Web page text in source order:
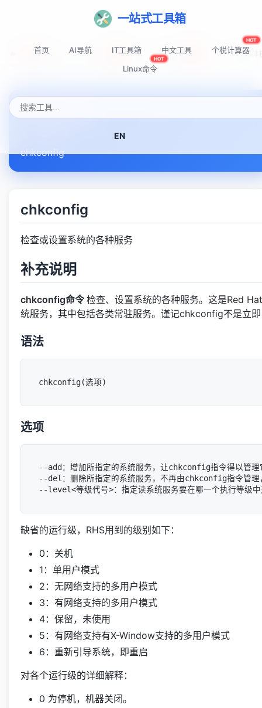
一站式工具箱
首页 AI导航 IT工具箱 中文工具 个税计算器
HOT
Linux命令
HOT
EN
🔥 热门推荐: Top-AI-Tools NEW AI提示词秘籍 NEW AI IDE智能体
chkconfig
chkconfig
chkconfig
检查或设置系统的各种服务
补充说明
chkconfig命令检查、设置系统的各种服务。这是Red
统服务，其中包括各类常驻服务。谨记chkconfig不是立
语法
选项
--add：增加所指定的系统服务，让chkconfig指令得以管理
--del：删除所指定的系统服务，不再由chkconfig指令管理
缺省的运行级，RHS用到的级别如下：
0：关机
1：单用户模式
2：无网络支持的多用户模式
3：有网络支持的多用户模式
4：保留，未使用
5：有网络支持有X-Window支持的多用户模式
6：重新引导系统，即重启
对各个运行级的详细解释：
0 为停机，机器关闭。